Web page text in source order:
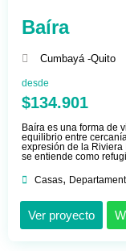
Baíra
Cumbayá -Quito
desde
$134.901
Baíra es una forma de
equilibrio entre
expresión de la
se entiende como
Casas,
Ver proyecto